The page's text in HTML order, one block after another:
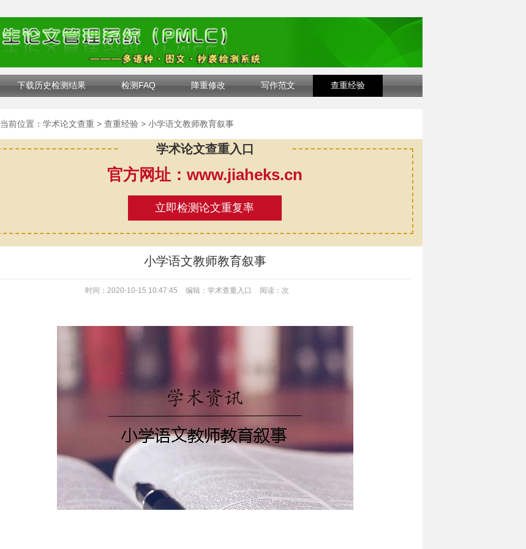
下载历史检测结果 检测FAQ 降重修改 写作范文 查重经验
当前位置： 学术论文查重> 查重经验> 小学语文教师教育叙事
学术论文查重入口
官方网址：www.jiaheks.cn
立即检测论文重复率
小学语文教师教育叙事
时间：2020-10-15 10:47:45 编辑：学术查重入口 阅读： 次